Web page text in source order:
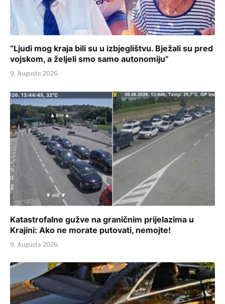
“Ljudi mog kraja bili su u izbjeglištvu. Bježali su pred
vojskom, a željeli smo samo autonomiju”
9. Augusta 2026.
Katastrofalne gužve na graničnim prijelazima u
Krajini: Ako ne morate putovati, nemojte!
9. Augusta 2026.